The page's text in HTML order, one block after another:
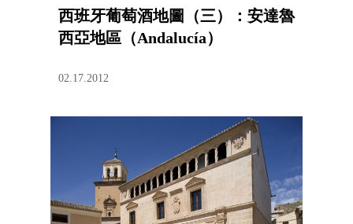
西班牙葡萄酒地圖（三）：安達魯
西亞地區（Andalucía）
02.17.2012